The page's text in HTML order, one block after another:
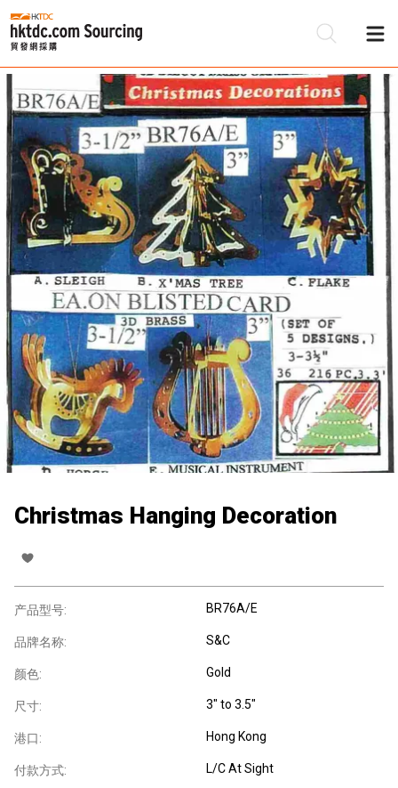
Christmas Hanging Decoration
产品型号: BR76A/E
品牌名称: S&C
颜色: Gold
尺寸: 3" to 3.5"
港口: Hong Kong
付款方式: L/C At Sight